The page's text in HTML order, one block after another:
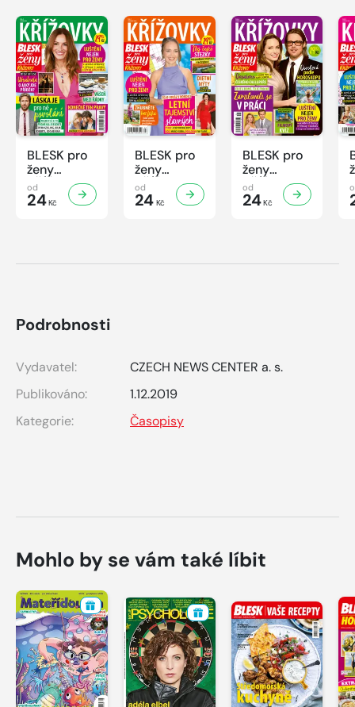
BLESK pro
ženy
KŘÍŽOVKY
- 8/2026
od
24Kč
BLESK pro
ženy
KŘÍŽOVKY
- 7/2026
od
24Kč
BLESK pro
ženy
KŘÍŽOVKY
- 6/2026
od
24Kč
Podrobnosti
Vydavatel:
CZECH NEWS CENTER a. s.
Publikováno:
1.12.2019
Kategorie:
Časopisy
Mohlo by se vám také líbit